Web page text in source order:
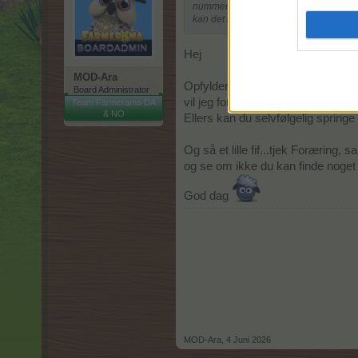
MOD-Ara
Board Administrator
Team Farmerama DA
& NO
nummer to event jeg ikke kan være
kan det ikke lade sig gøre at vi kan få
Hej
Opfylder du level kravet til
vil jeg foreslå at smutte en tur på
Ellers kan du selvfølgelig
Og så et lille fif...tjek Foræring,
og se om ikke du kan finde
God dag
MOD-Ara 4 Juni 2026